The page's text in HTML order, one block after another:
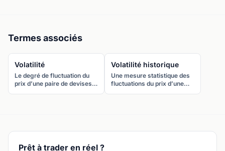
Termes associés
Volatilité
Le degré de fluctuation du
prix d’une paire de devises
plage étroite.
Volatilité historique
Une mesure statistique des
fluctuations du prix d’une
annualisé.
Prêt à trader en réel ?